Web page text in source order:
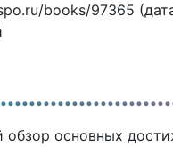
books/97365
обзор основных